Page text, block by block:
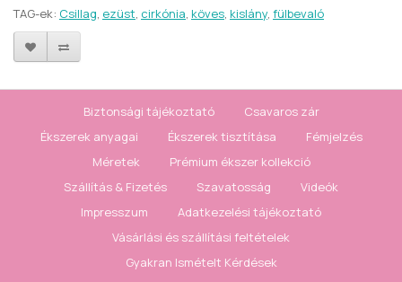
TAG-ek: Csillag, ezüst, cirkónia, köves, kislány, fülbevaló
Biztonsági tájékoztató
Csavaros zár
Ékszerek anyagai
Ékszerek tisztítása
Fémjelzés
Méretek
Prémium ékszer kollekció
Szállítás & Fizetés
Szavatosság
Videók
Impresszum
Adatkezelési tájékoztató
Vásárlási és szállítási feltételek
Gyakran Ismételt Kérdések